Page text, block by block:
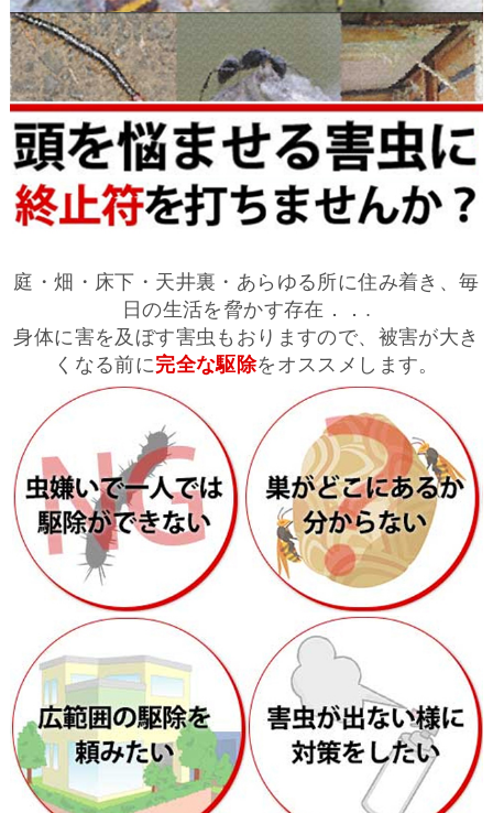
庭・畑・床下・天井裏・あらゆる所に住み着き、毎
日の生活を脅かす存在．．.
身体に害を及ぼす害虫もおりますので、被害が大き
くなる前に完全な駆除をオススメします。